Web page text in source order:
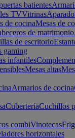
batientes
TVVitrinas
de cocinaMesas de
de matrimonio
de escritorio
gaming
infantiles
Mesas altas
Armarios de cocina
CuberteríaCuchillos
combiVinotecas
horizontales